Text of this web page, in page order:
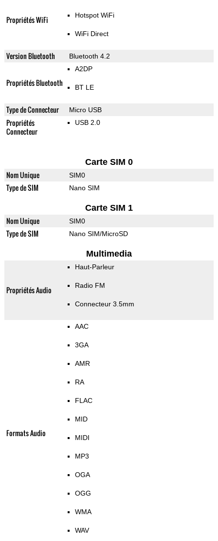
Propriétés WiFi Hotspot WiFi
WiFi Direct
Version Bluetooth Bluetooth 4.2
Propriétés Bluetooth
A2DP
BT LE
Type de Connecteur Micro USB
Propriétés
Connecteur
USB 2.0
Carte SIM 0
Nom Unique SIM0
Type de SIM Nano SIM
Carte SIM 1
Nom Unique SIM0
Type de SIM Nano SIM/MicroSD
Multimedia
Propriétés Audio
Haut-Parleur
Radio FM
Connecteur 3.5mm
Formats Audio
AAC
3GA
AMR
RA
FLAC
MID
MIDI
MP3
OGA
OGG
WMA
WAV